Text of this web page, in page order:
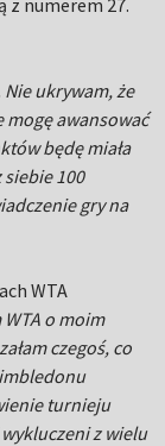
z numerem 27.
Nie ukrywam, że
awansować
będę miała
100
gry na
WTA
o moim
czegoś, co
turnieju
z wielu